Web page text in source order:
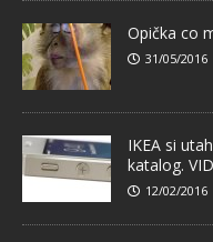
Opička co
31/05/2016
IKEA si
katalog.
12/02/2016